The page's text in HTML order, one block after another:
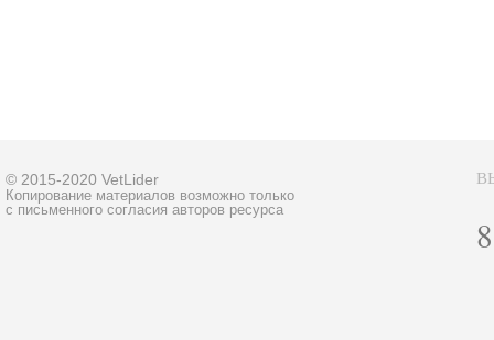
© 2015-2020 VetLider
Копирование материалов возможно только
с письменного согласия авторов ресурса